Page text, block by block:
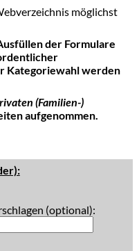
möglichst
der Formulare
Kategoriewahl werden
(Familien-)
aufgenommen.
(optional):